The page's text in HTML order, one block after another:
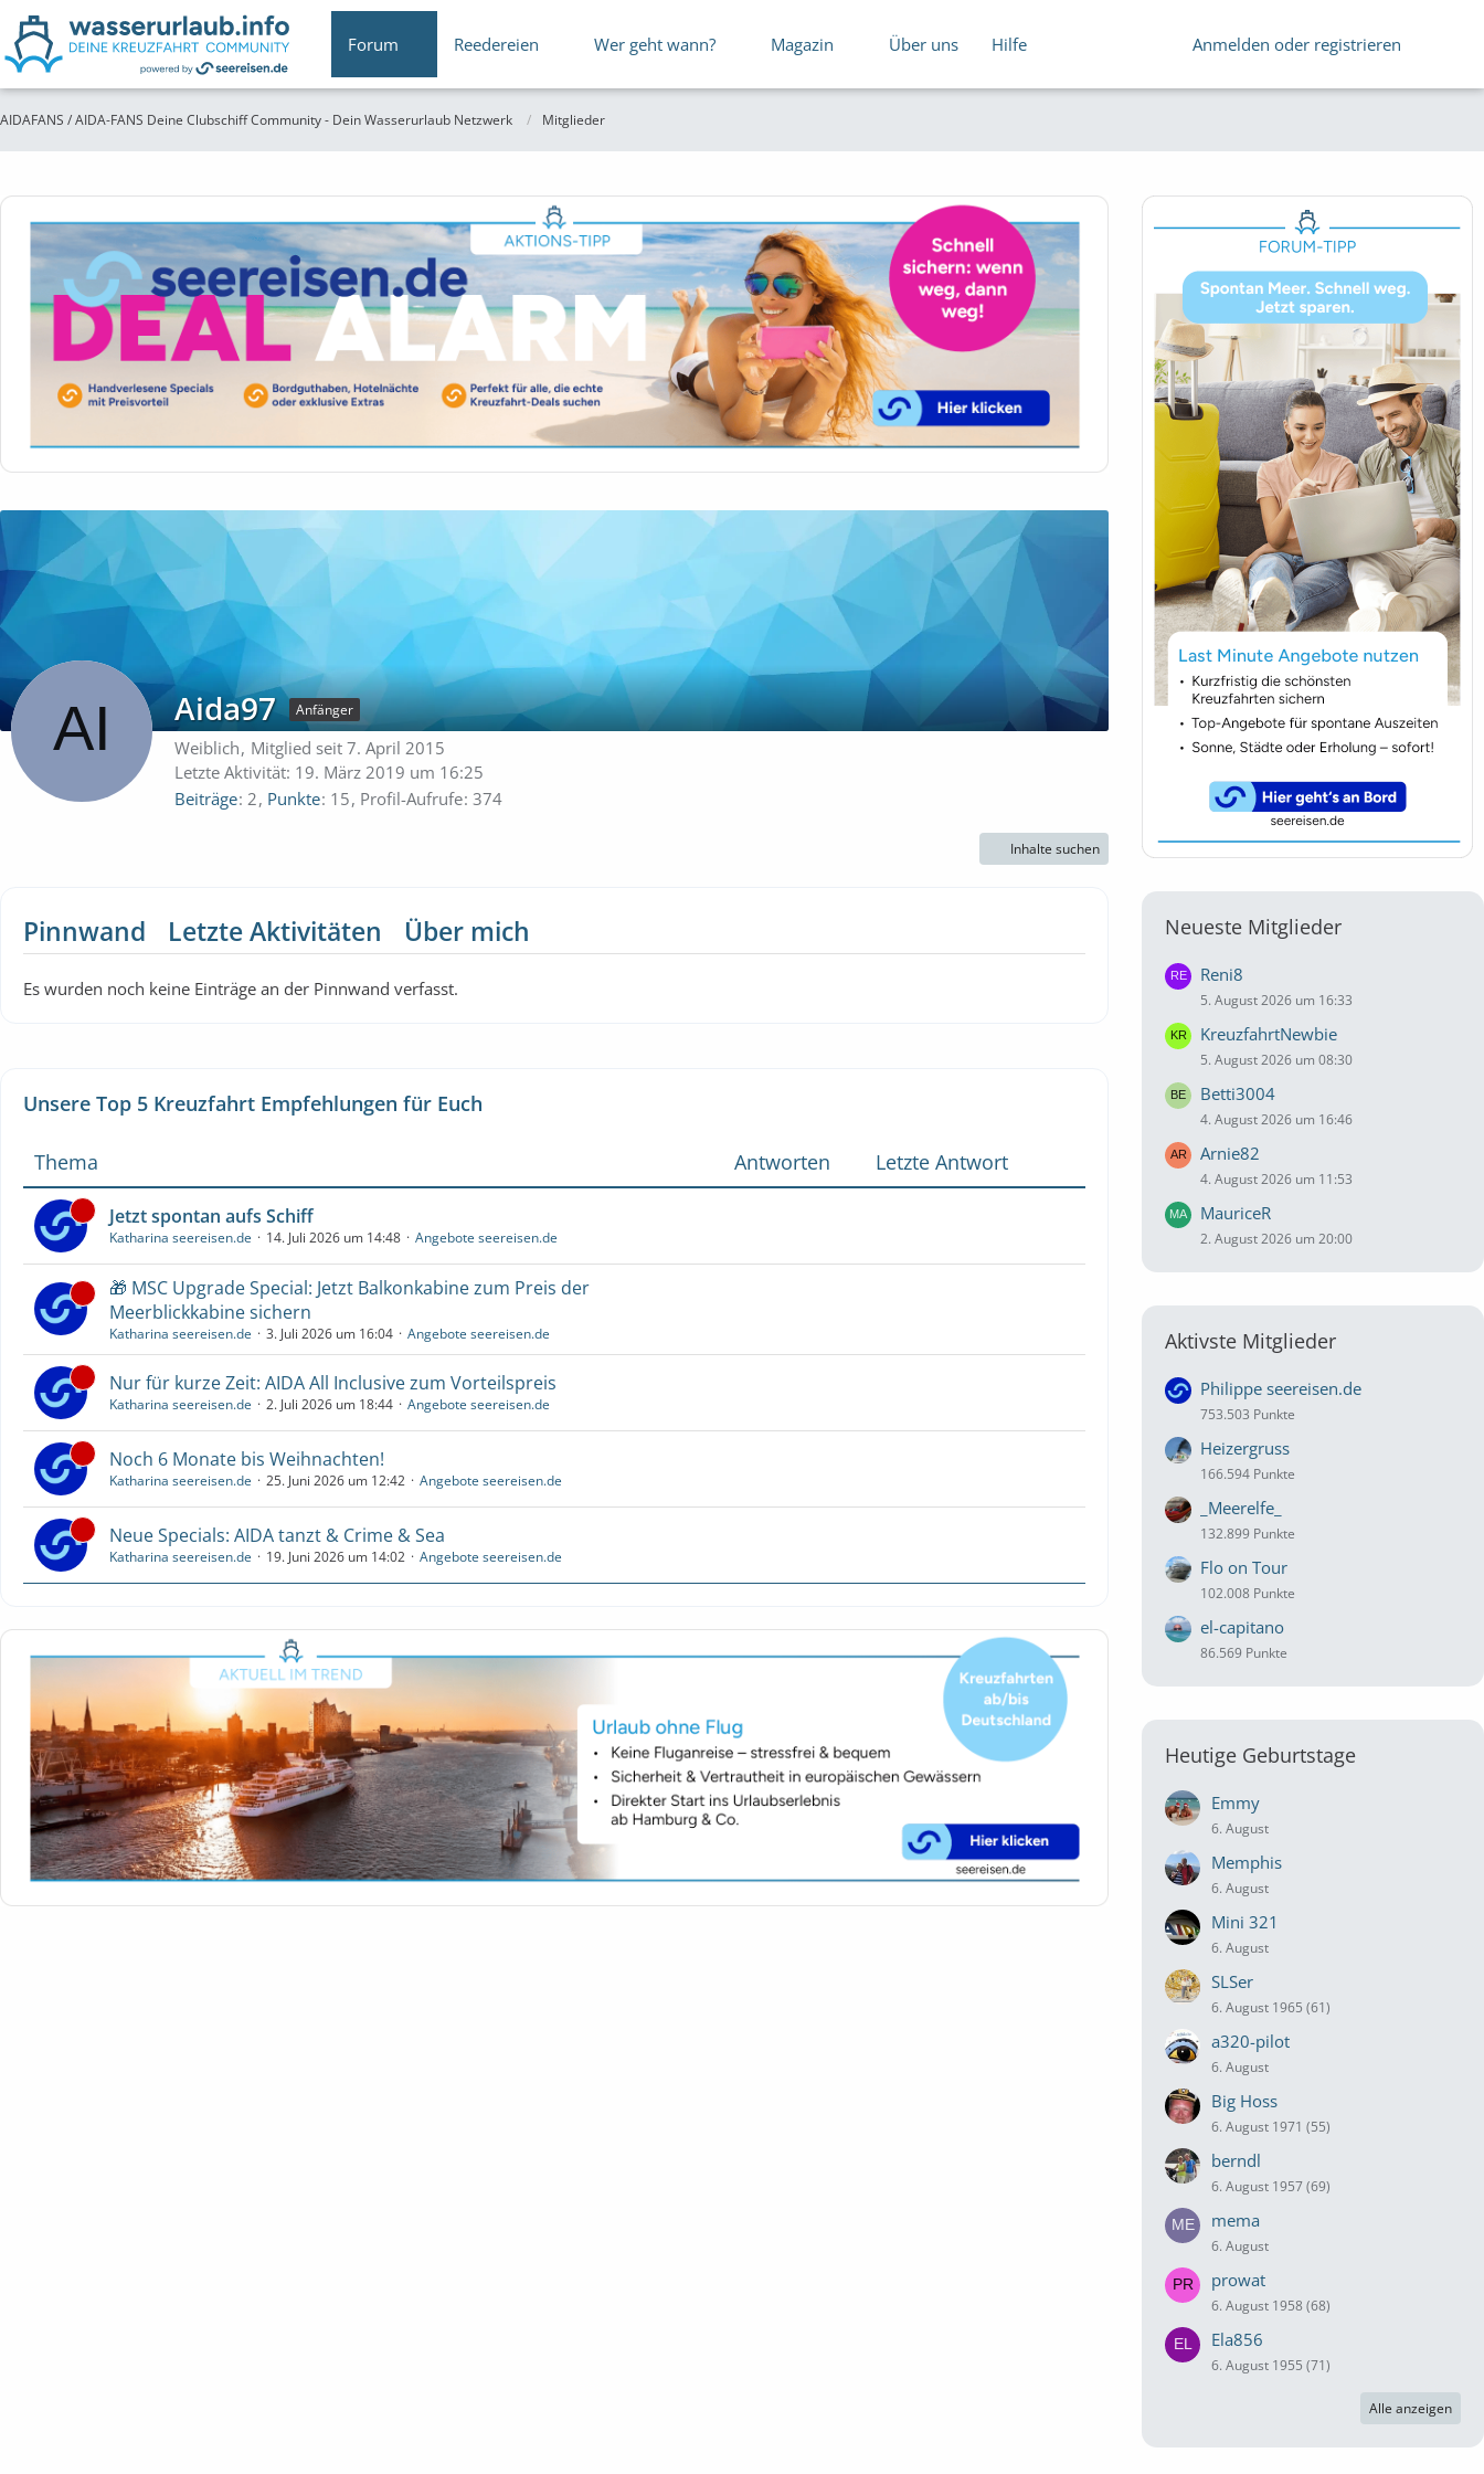
Forum Reedereien Wer geht wann? Magazin Über uns Hilfe Anmelden oder registrieren
AIDAFANS / AIDA-FANS Deine Clubschiff Community - Dein Wasserurlaub Netzwerk Mitglieder
Aida97 Anfänger
Weiblich Mitglied seit 7. April 2015
Letzte Aktivität: 19. März 2019 um 16:25
Beiträge 2 Punkte 15 Profil-Aufrufe 374
Inhalte suchen
Pinnwand Letzte Aktivitäten Über mich
Es wurden noch keine Einträge an der Pinnwand verfasst.
Unsere Top 5 Kreuzfahrt Empfehlungen für Euch
Thema Antworten Letzte Antwort
Jetzt spontan aufs Schiff
Katharina seereisen.de 14. Juli 2026 um 14:48 Angebote seereisen.de
🎁 MSC Upgrade Special: Jetzt Balkonkabine zum Preis der
Meerblickkabine sichern
Katharina seereisen.de 3. Juli 2026 um 16:04 Angebote seereisen.de
Nur für kurze Zeit: AIDA All Inclusive zum Vorteilspreis
Katharina seereisen.de 2. Juli 2026 um 18:44 Angebote seereisen.de
Noch 6 Monate bis Weihnachten!
Katharina seereisen.de 25. Juni 2026 um 12:42 Angebote seereisen.de
Neue Specials: AIDA tanzt & Crime & Sea
Katharina seereisen.de 19. Juni 2026 um 14:02 Angebote seereisen.de
Neueste Mitglieder
Reni8
5. August 2026 um 16:33
KreuzfahrtNewbie
5. August 2026 um 08:30
Betti3004
4. August 2026 um 16:46
Arnie82
4. August 2026 um 11:53
MauriceR
2. August 2026 um 20:00
Aktivste Mitglieder
Philippe seereisen.de
753.503 Punkte
Heizergruss
166.594 Punkte
_Meerelfe_
132.899 Punkte
Flo on Tour
102.008 Punkte
el-capitano
86.569 Punkte
Heutige Geburtstage
Emmy
6. August
Memphis
6. August
Mini 321
6. August
SLSer
6. August 1965 (61)
a320-pilot
6. August
Big Hoss
6. August 1971 (55)
berndl
6. August 1957 (69)
mema
6. August
prowat
6. August 1958 (68)
Ela856
6. August 1955 (71)
Alle anzeigen